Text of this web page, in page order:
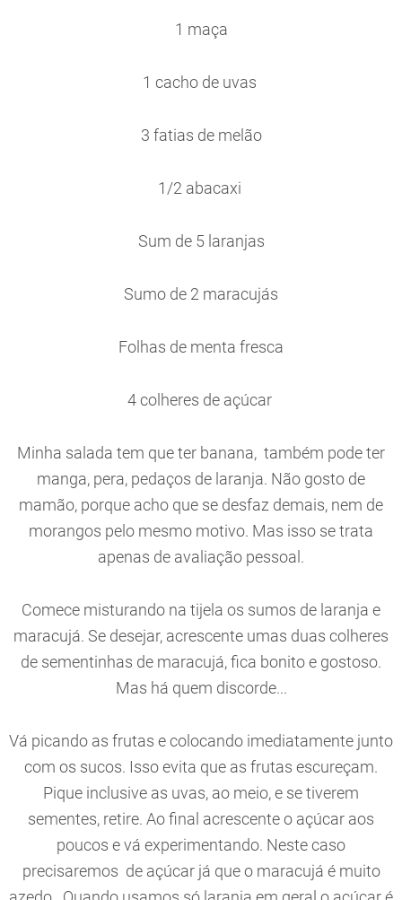
1 maça
1 cacho de uvas
3 fatias de melão
1/2 abacaxi
Sum de 5 laranjas
Sumo de 2 maracujás
Folhas de menta fresca
4 colheres de açúcar
Minha salada tem que ter banana, também pode ter
manga, pera, pedaços de laranja. Não gosto de
mamão, porque acho que se desfaz demais, nem de
morangos pelo mesmo motivo. Mas isso se trata
apenas de avaliação pessoal.
Comece misturando na tijela os sumos de laranja e
maracujá. Se desejar, acrescente umas duas colheres
de sementinhas de maracujá, fica bonito e gostoso.
Mas há quem discorde...
Vá picando as frutas e colocando imediatamente junto
com os sucos. Isso evita que as frutas escureçam.
Pique inclusive as uvas, ao meio, e se tiverem
sementes, retire. Ao final acrescente o açúcar aos
poucos e vá experimentando. Neste caso
precisaremos de açúcar já que o maracujá é muito